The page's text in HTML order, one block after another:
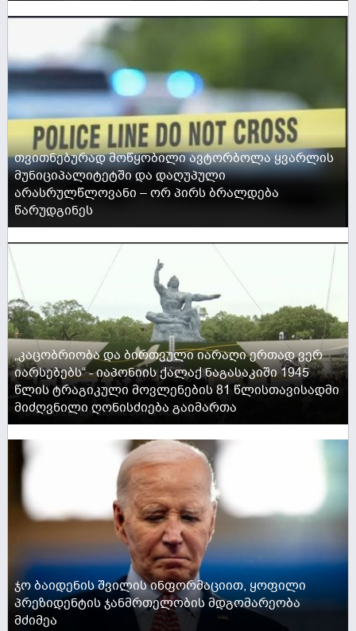
თვითნებურად მოწყობილი ავტორბოლა ყვარლის
მუნიციპალიტეტში და დაღუპული
არასრულწლოვანი – ორ პირს ბრალდება
წარუდგინეს
„კაცობრიობა და ბირთვული იარაღი ერთად ვერ
იარსებებს“ - იაპონიის ქალაქ ნაგასაკიში 1945
წლის ტრაგიკული მოვლენების 81 წლისთავისადმი
მიძღვნილი ღონისძიება გაიმართა
ჯო ბაიდენის შვილის ინფორმაციით, ყოფილი
პრეზიდენტის ჯანმრთელობის მდგომარეობა
მძიმეა